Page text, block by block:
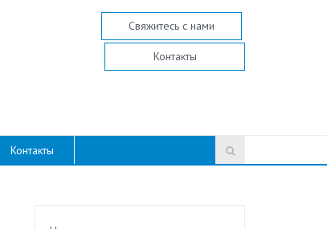
Свяжитесь с нами
Контакты
Контакты